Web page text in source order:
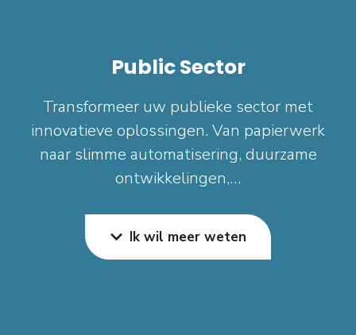
Public Sector
Transformeer uw publieke sector met
innovatieve oplossingen. Van papierwerk
naar slimme automatisering, duurzame
ontwikkelingen,…
Ik wil meer weten